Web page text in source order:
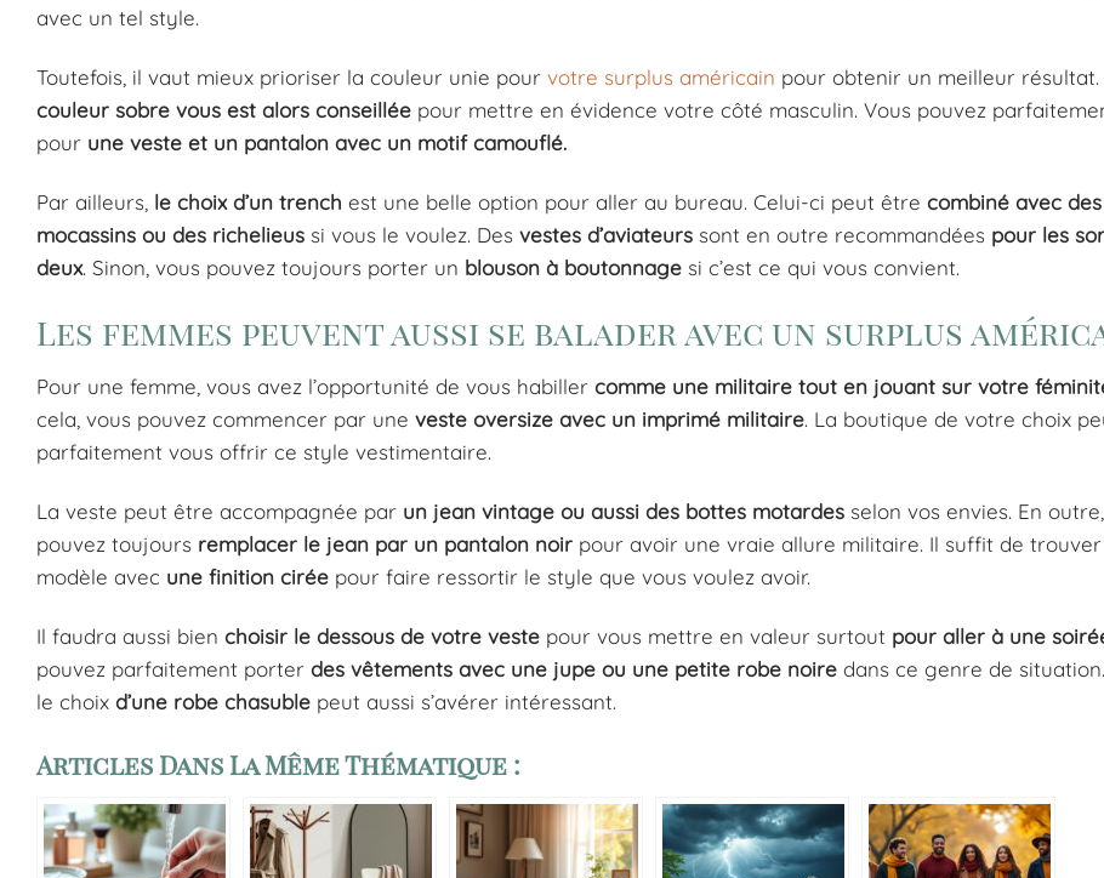
avec un tel style.
Toutefois, il vaut mieux prioriser la couleur unie pour votre surplus américain pour obtenir un meilleur résultat.
couleur sobre vous est alors conseillée pour mettre en évidence votre côté masculin. Vous pouvez
pour une veste et un pantalon avec un motif camouflé.
Par ailleurs, le choix d’un trench est une belle option pour aller au bureau. Celui-ci peut être combiné avec des
mocassins ou des richelieus si vous le voulez. Des vestes d’aviateurs sont en outre recommandées pour les
deux. Sinon, vous pouvez toujours porter un blouson à boutonnage si c’est ce qui vous convient.
Les femmes peuvent aussi se balader avec un surplus
Pour une femme, vous avez l’opportunité de vous habiller comme une militaire tout en jouant sur votre
cela, vous pouvez commencer par une veste oversize avec un imprimé militaire. La boutique de votre choix
parfaitement vous offrir ce style vestimentaire.
La veste peut être accompagnée par un jean vintage ou aussi des bottes motardes selon vos envies. En
pouvez toujours remplacer le jean par un pantalon noir pour avoir une vraie allure militaire. Il suffit de
modèle avec une finition cirée pour faire ressortir le style que vous voulez avoir.
Il faudra aussi bien choisir le dessous de votre veste pour vous mettre en valeur surtout pour aller à une
pouvez parfaitement porter des vêtements avec une jupe ou une petite robe noire dans ce genre de situation.
le choix d’une robe chasuble peut aussi s’avérer intéressant.
Articles Dans La Même Thématique :